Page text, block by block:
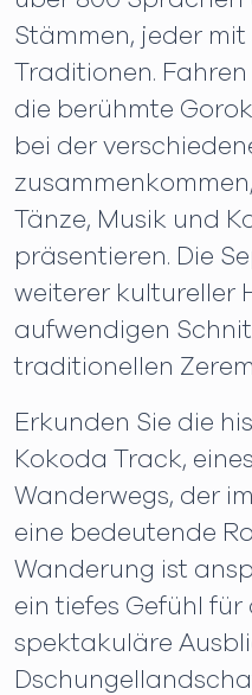
Stämmen, jeder mit
Traditionen.
die berühmte
bei der
Tänze, Musik und
präsentieren. Die
weiterer kultureller
aufwendigen
traditionellen
Erkunden Sie die
Kokoda Track,
Wanderwegs, der
eine bedeutende
Wanderung ist
ein tiefes Gefühl
spektakuläre